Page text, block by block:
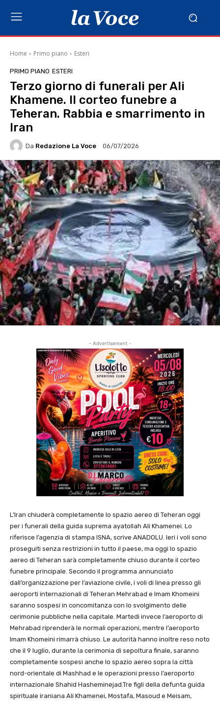
Home Primo piano Esteri
PRIMO PIANO ESTERI
Terzo giorno di funerali per Ali
Khamene. Il corteo funebre a
Teheran. Rabbia e smarrimento in
Iran
Da Redazione La Voce 06/07/2026
- Advertisement -
L’Iran chiuderà completamente lo spazio aereo di Teheran oggi
per i funerali della guida suprema ayatollah Ali Khamenei. Lo
riferisce l’agenzia di stampa ISNA, scrive ANADOLU. Ieri i voli sono
proseguiti senza restrizioni in tutto il paese, ma oggi lo spazio
aereo di Teheran sarà completamente chiuso durante il corteo
funebre principale. Secondo il programma annunciato
dall’organizzazione per l’aviazione civile, i voli di linea presso gli
aeroporti internazionali di Teheran Mehrabad e Imam Khomeini
saranno sospesi in concomitanza con lo svolgimento delle
cerimonie pubbliche nella capitale. Martedì invece l’aeroporto di
Mehrabad riprenderà le normali operazioni, mentre l’aeroporto
Imam Khomeini rimarrà chiuso. Le autorità hanno inoltre reso noto
che il 9 luglio, durante la cerimonia di sepoltura finale, saranno
completamente sospesi anche lo spazio aereo sopra la città
nord-orientale di Mashhad e le operazioni presso l’aeroporto
internazionale Shahid Hasheminejad.Tre figli della defunta guida
spirituale iraniana Ali Khamenei, Mostafa, Masoud e Meisam,